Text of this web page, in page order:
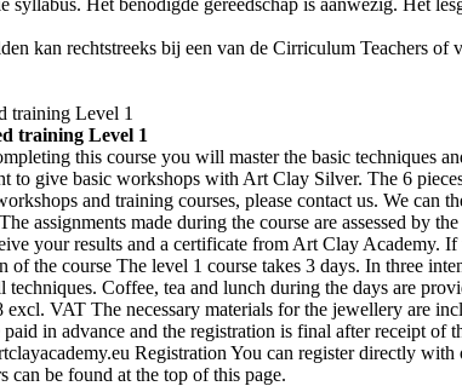
syllabus. Het benodigde gereedschap is aanwezig. Het
kan rechtstreeks bij een van de Cirriculum Teachers
training Level 1
training Level 1
this course you will master the basic techniques
to give basic workshops with Art Clay Silver. The 6
and training courses, please contact us. We can
assignments made during the course are assessed by
your results and a certificate from Art Clay Academy.
of the course The level 1 course takes 3 days. In three
techniques. Coffee, tea and lunch during the days are
excl. VAT The necessary materials for the jewellery are
paid in advance and the registration is final after receipt of
Registration You can register directly
can be found at the top of this page.